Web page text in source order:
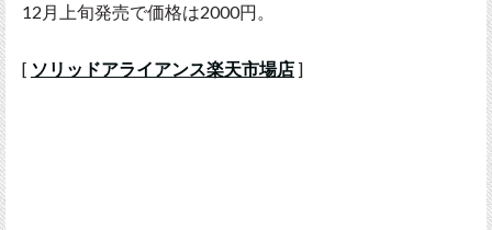
12月上旬発売で価格は2000円。
[ ソリッドアライアンス楽天市場店 ]